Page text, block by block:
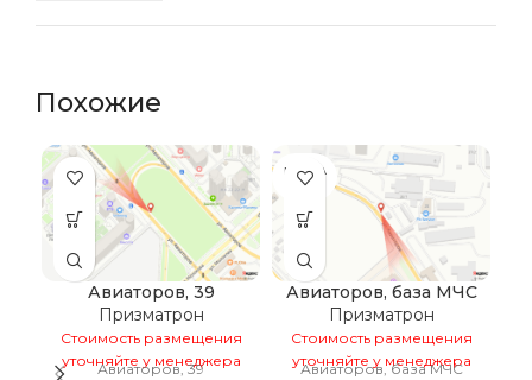
Похожие
Авиаторов, 39
Призматрон
Стоимость размещения
уточняйте у менеджера
Авиаторов, 39
ПРОДА
НО
Авиаторов, база МЧС
Призматрон
Стоимость размещения
уточняйте у менеджера
Авиаторов, база МЧС